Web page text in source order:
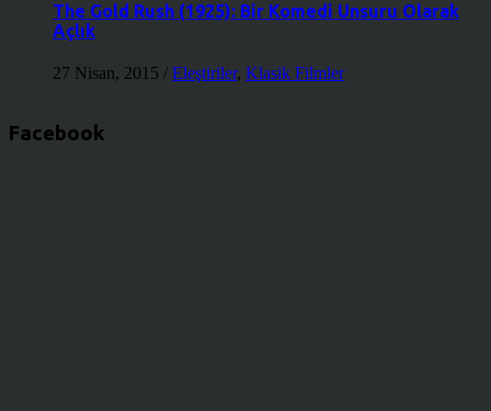
The Gold Rush (1925): Bir Komedi Unsuru Olarak
Açlık
27 Nisan, 2015 / Eleştiriler, Klasik Filmler
Facebook